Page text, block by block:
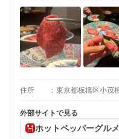
住所
外部サイトで見る
ホットペッパーグルメ